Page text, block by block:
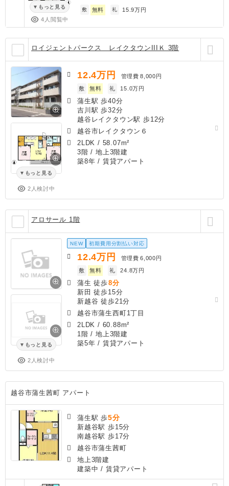
もっと見る
4人閲覧中
敷 無料 礼 15.9万円
ロイジェントパークス レイクタウンIIIＫ 3階
もっと見る
2人検討中
12.4万円 管理費 8,000円
敷
無料 礼 15.0万円
蒲生駅 歩40分
吉川駅 歩32分
越谷レイクタウン駅 歩12分
越谷市レイクタウン６
2LDK / 58.07m²
3階 / 地上3階建
築8年 / 賃貸アパート
アロサール 1階
もっと見る
2人検討中
NEW 初期費用分割払い対応
12.4万円 管理費 6,000円
敷
無料 礼 24.8万円
蒲生 徒歩8分
新田 徒歩15分
新越谷 徒歩21分
越谷市蒲生西町1丁目
2LDK / 60.88m²
1階 / 地上3階建
築5年 / 賃貸アパート
越谷市蒲生茜町 アパート
蒲生駅 歩5分
新越谷駅 歩15分
南越谷駅 歩17分
越谷市蒲生茜町
地上3階建
建築中 / 賃貸アパート